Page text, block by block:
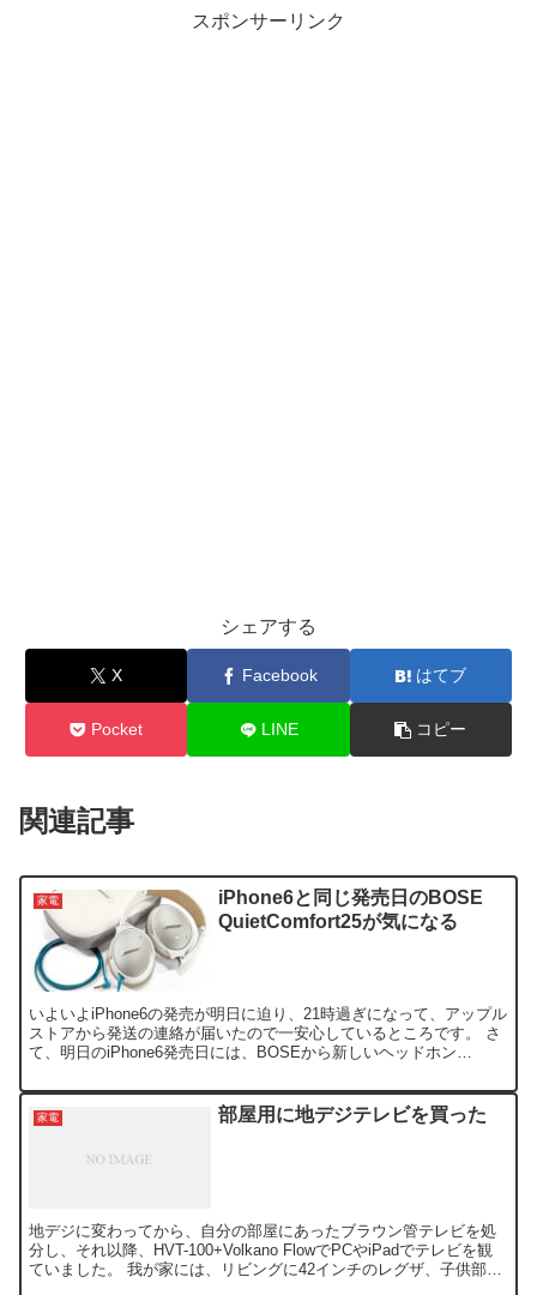
スポンサーリンク
シェアする
X Facebook はてブ
Pocket LINE コピー
関連記事
家電
iPhone6と同じ発売日のBOSE
QuietComfort25が気になる
いよいよiPhone6の発売が明日に迫り、21時過ぎになって、アップル
ストアから発送の連絡が届いたので一安心しているところです。 さ
て、明日のiPhone6発売日には、BOSEから新しいヘッドホン
家電 部屋用に地デジテレビを買った
地デジに変わってから、自分の部屋にあったブラウン管テレビを処
分し、それ以降、HVT-100+Volkano FlowでPCやiPadでテレビを観
ていました。 我が家には、リビングに42インチのレグザ、子供部屋